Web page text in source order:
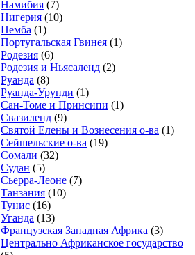
Намибия (7)
Нигерия (10)
Пемба (1)
Португальская Гвинея (1)
Родезия (6)
Родезия и Ньясаленд (2)
Руанда (8)
Руанда-Урунди (1)
Сан-Томе и Принсипи (1)
Свазиленд (9)
Святой Елены и Вознесения о-ва (1)
Сейшельские о-ва (19)
Сомали (32)
Судан (5)
Сьерра-Леоне (7)
Танзания (10)
Тунис (16)
Уганда (13)
Французская Западная Африка (3)
Центрально Африканское государство